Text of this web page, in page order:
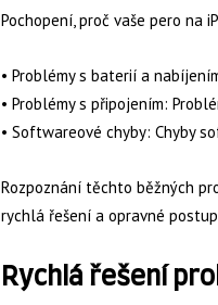
Pochopení, proč vaše pero na
• Problémy s baterií a
• Problémy s připojením:
• Softwareové chyby: Chyby
Rozpoznání těchto běžných
rychlá řešení a opravné
Rychlá řešení